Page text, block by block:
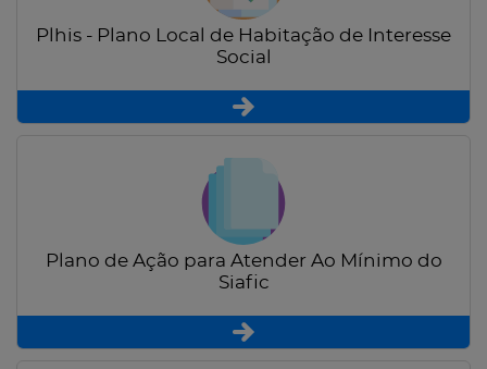
Plhis - Plano Local de Habitação de Interesse
Social
Plano de Ação para Atender Ao Mínimo do
Siafic